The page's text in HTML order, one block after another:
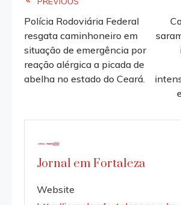
Read
more
articles
Polícia Rodoviária Federal
resgata caminhoneiro em
situação de emergência por
reação alérgica a picada de
abelha no estado do Ceará.
Jornal em Fortaleza
Website